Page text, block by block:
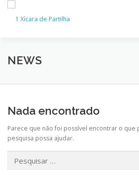
conteúdo
O PROJETO
NEWS
Nada encontrado
Parece que não foi possível encontrar o que
pesquisa possa ajudar.
por: